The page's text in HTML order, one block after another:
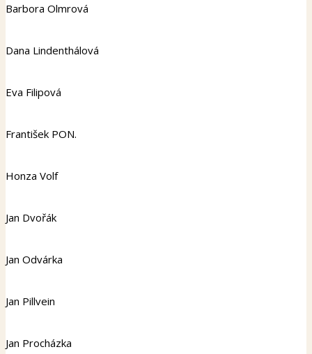
Barbora Olmrová
Dana Lindenthálová
Eva Filipová
František PON.
Honza Volf
Jan Dvořák
Jan Odvárka
Jan Pillvein
Jan Procházka